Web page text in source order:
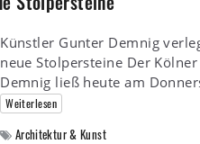
Künstler Gunter Demnig
neue Stolpersteine Der
Demnig ließ heute am
Weiterlesen
Architektur & Kunst